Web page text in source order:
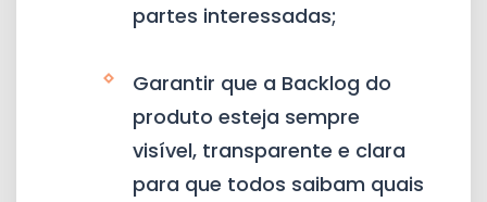
partes interessadas;
Garantir que a Backlog do
produto esteja sempre
visível, transparente e clara
para que todos saibam quais